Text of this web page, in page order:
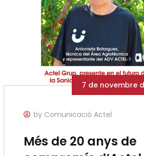
7 de novembre
by Comunicació Actel
Més de 20 anys de